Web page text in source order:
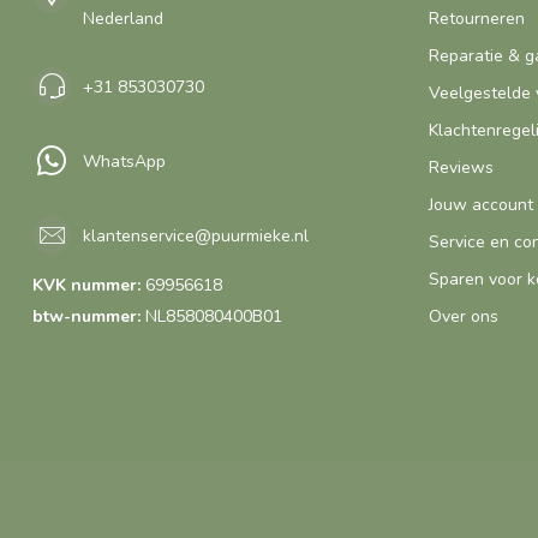
Nederland
+31 853030730
WhatsApp
klantenservice@puurmieke.nl
KVK nummer: 69956618
btw-nummer: NL858080400B01
Retourneren
Reparatie &
Veelgestelde
Reviews
Jouw account
Service en
Sparen voor
Over ons